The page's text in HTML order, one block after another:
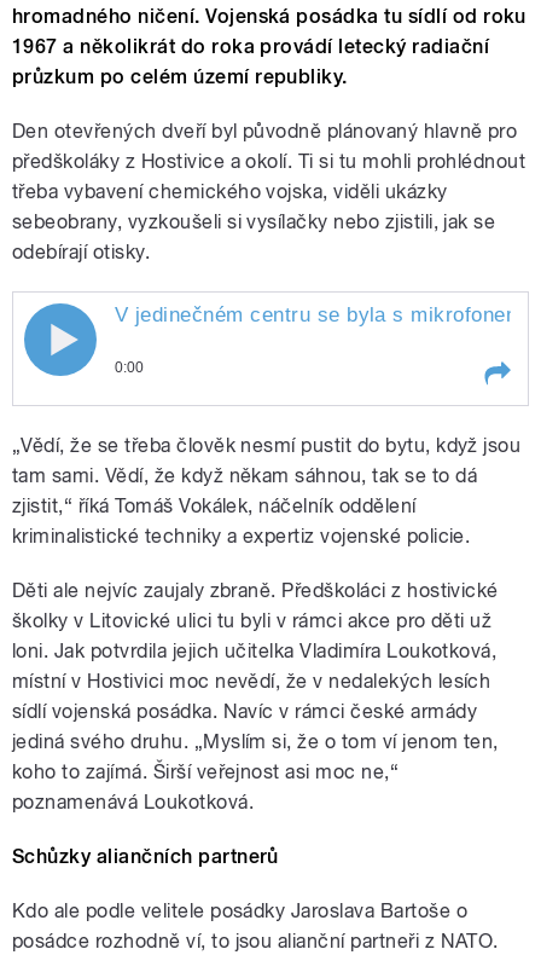
hromadného ničení. Vojenská posádka tu sídlí od roku
1967 a několikrát do roka provádí letecký radiační
průzkum po celém území republiky.
Den otevřených dveří byl původně plánovaný hlavně pro
předškoláky z Hostivice a okolí. Ti si tu mohli prohlédnout
třeba vybavení chemického vojska, viděli ukázky
sebeobrany, vyzkoušeli si vysílačky nebo zjistili, jak se
odebírají otisky.
pause
V jedinečném centru se byla s mikrofonem
0:00
mikrofonem podívat také
redaktorka Alena
„Vědí, že se třeba člověk nesmí pustit do bytu, když jsou
tam sami. Vědí, že když někam sáhnou, tak se to dá
zjistit,“ říká Tomáš Vokálek, náčelník oddělení
kriminalistické techniky a expertiz vojenské policie.
Děti ale nejvíc zaujaly zbraně. Předškoláci z hostivické
školky v Litovické ulici tu byli v rámci akce pro děti už
loni. Jak potvrdila jejich učitelka Vladimíra Loukotková,
místní v Hostivici moc nevědí, že v nedalekých lesích
sídlí vojenská posádka. Navíc v rámci české armády
jediná svého druhu. „Myslím si, že o tom ví jenom ten,
koho to zajímá. Širší veřejnost asi moc ne,“
poznamenává Loukotková.
Schůzky aliančních partnerů
Kdo ale podle velitele posádky Jaroslava Bartoše o
posádce rozhodně ví, to jsou alianční partneři z NATO.